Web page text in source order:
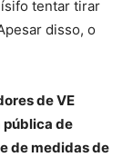
tentar tirar
disso, o
de VE
de
de medidas de